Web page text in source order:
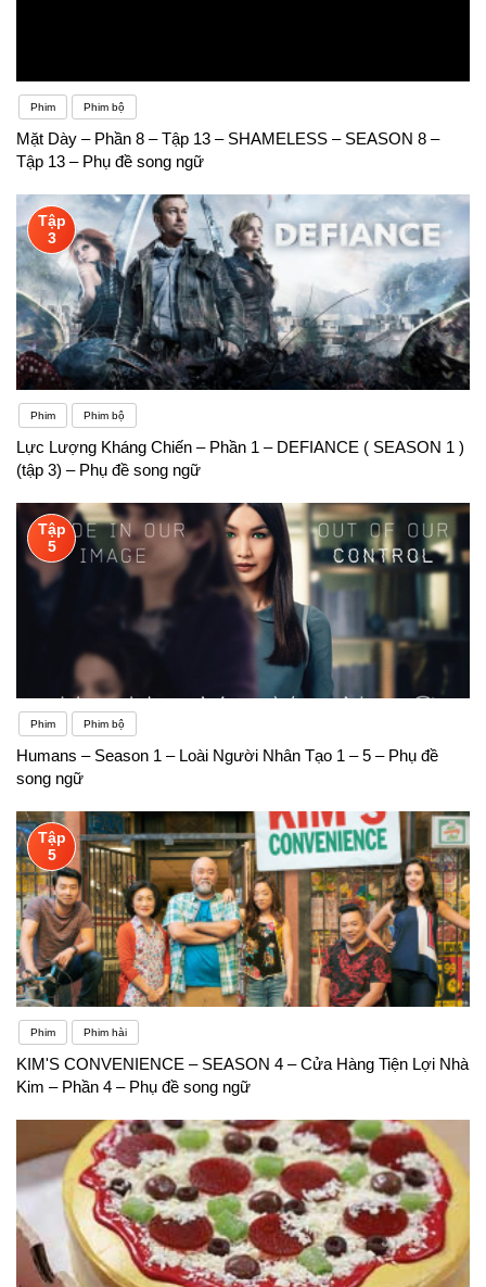
Phim Phim bộ
Mặt Dày – Phần 8 – Tập 13 – SHAMELESS – SEASON 8 –
Tập 13 – Phụ đề song ngữ
Tập
3
Phim Phim bộ
Lực Lượng Kháng Chiến – Phần 1 – DEFIANCE ( SEASON 1 )
(tập 3) – Phụ đề song ngữ
Tập
5
Phim Phim bộ
Humans – Season 1 – Loài Người Nhân Tạo 1 – 5 – Phụ đề
song ngữ
Tập
5
Phim Phim hài
KIM'S CONVENIENCE – SEASON 4 – Cửa Hàng Tiện Lợi Nhà
Kim – Phần 4 – Phụ đề song ngữ